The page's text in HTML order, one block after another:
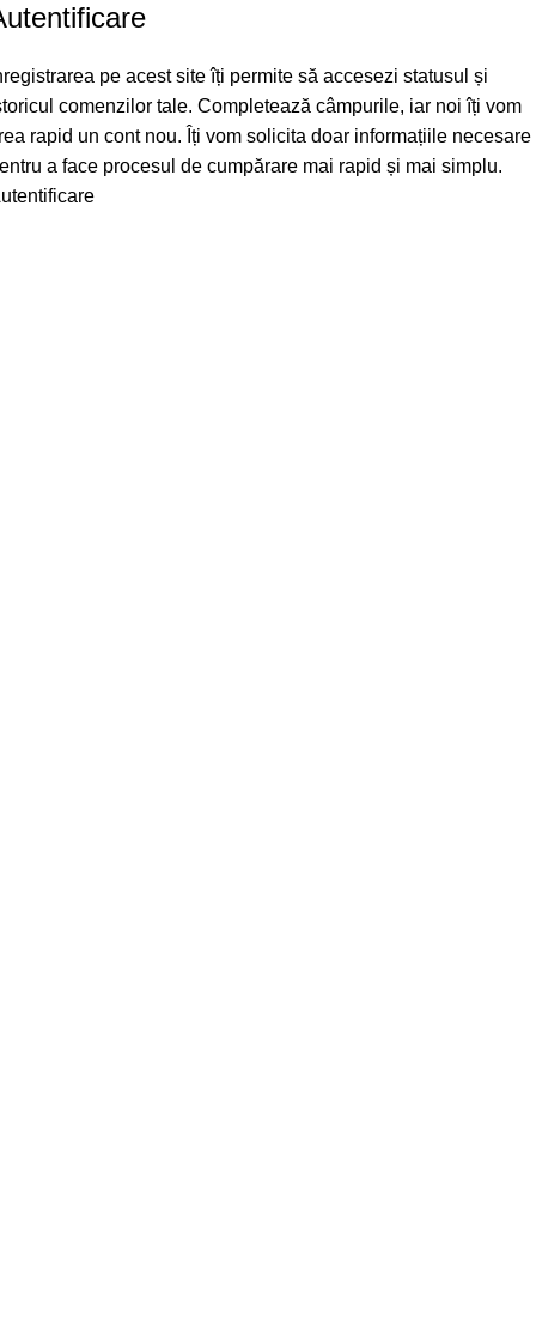
pe acest site îți permite să accesezi statusul și
comenzilor tale. Completează câmpurile, iar noi îți vom
rapid un cont nou. Îți vom solicita doar informațiile necesare
a face procesul de cumpărare mai rapid și mai simplu.